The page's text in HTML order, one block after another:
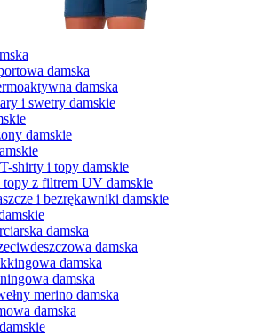
damska
damska
i swetry damskie
damskie
shirty i topy damskie
z filtrem UV damskie
i bezrękawniki damskie
damska
damska
damska
damska
merino damska
damska